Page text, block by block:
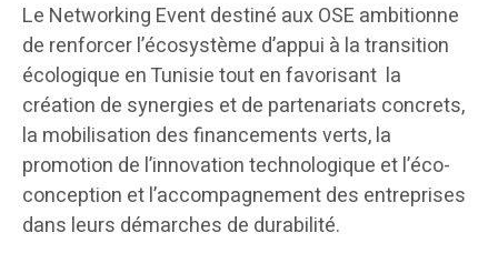
Le Networking Event destiné aux OSE ambitionne
de renforcer l’écosystème d’appui à la transition
écologique en Tunisie tout en favorisant la
création de synergies et de partenariats concrets,
la mobilisation des financements verts, la
promotion de l’innovation technologique et l’éco-
conception et l’accompagnement des entreprises
dans leurs démarches de durabilité.